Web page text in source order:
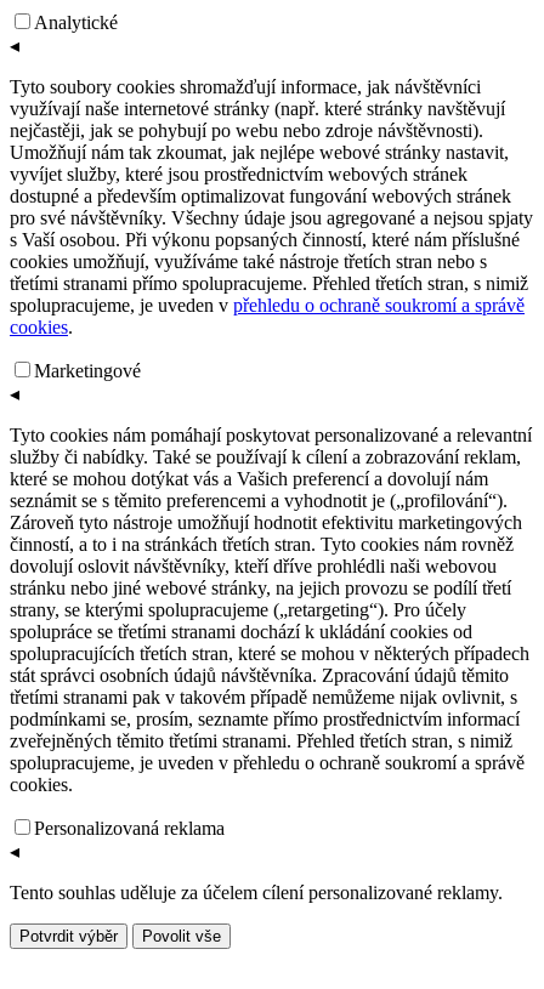
Analytické
◂
Tyto soubory cookies shromažďují informace, jak návštěvníci
využívají naše internetové stránky (např. které stránky navštěvují
nejčastěji, jak se pohybují po webu nebo zdroje návštěvnosti).
Umožňují nám tak zkoumat, jak nejlépe webové stránky nastavit,
vyvíjet služby, které jsou prostřednictvím webových stránek
dostupné a především optimalizovat fungování webových stránek
pro své návštěvníky. Všechny údaje jsou agregované a nejsou spjaty
s Vaší osobou. Při výkonu popsaných činností, které nám příslušné
cookies umožňují, využíváme také nástroje třetích stran nebo s
třetími stranami přímo spolupracujeme. Přehled třetích stran, s nimiž
spolupracujeme, je uveden v přehledu o ochraně soukromí a správě
cookies.
Marketingové
◂
Tyto cookies nám pomáhají poskytovat personalizované a relevantní
služby či nabídky. Také se používají k cílení a zobrazování reklam,
které se mohou dotýkat vás a Vašich preferencí a dovolují nám
seznámit se s těmito preferencemi a vyhodnotit je („profilování“).
Zároveň tyto nástroje umožňují hodnotit efektivitu marketingových
činností, a to i na stránkách třetích stran. Tyto cookies nám rovněž
dovolují oslovit návštěvníky, kteří dříve prohlédli naši webovou
stránku nebo jiné webové stránky, na jejich provozu se podílí třetí
strany, se kterými spolupracujeme („retargeting“). Pro účely
spolupráce se třetími stranami dochází k ukládání cookies od
spolupracujících třetích stran, které se mohou v některých případech
stát správci osobních údajů návštěvníka. Zpracování údajů těmito
třetími stranami pak v takovém případě nemůžeme nijak ovlivnit, s
podmínkami se, prosím, seznamte přímo prostřednictvím informací
zveřejněných těmito třetími stranami. Přehled třetích stran, s nimiž
spolupracujeme, je uveden v přehledu o ochraně soukromí a správě
cookies.
Personalizovaná reklama
◂
Tento souhlas uděluje za účelem cílení personalizované reklamy.
Potvrdit výběr Povolit vše